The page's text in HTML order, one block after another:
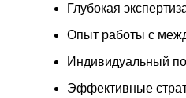
Глубокая
Опыт работы с
Индивидуальный
Эффективные